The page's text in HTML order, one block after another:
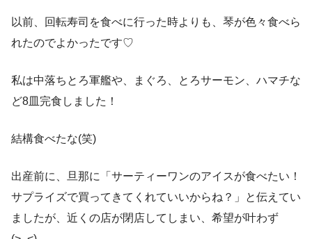
以前、回転寿司を食べに行った時よりも、琴が色々食べら
れたのでよかったです♡
私は中落ちとろ軍艦や、まぐろ、とろサーモン、ハマチな
ど8皿完食しました！
結構食べたな(笑)
出産前に、旦那に「サーティーワンのアイスが食べたい！
サプライズで買ってきてくれていいからね？」と伝えてい
ましたが、近くの店が閉店してしまい、希望が叶わず